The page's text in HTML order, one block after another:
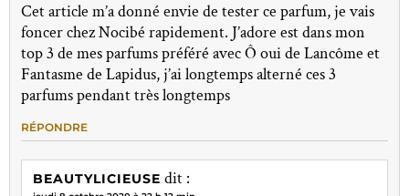
Cet article m’a donné envie de tester ce parfum, je vais
foncer chez Nocibé rapidement. J’adore est dans mon
top 3 de mes parfums préféré avec Ô oui de Lancôme et
Fantasme de Lapidus, j’ai longtemps alterné ces 3
parfums pendant très longtemps
RÉPONDRE
BEAUTYLICIEUSE dit :